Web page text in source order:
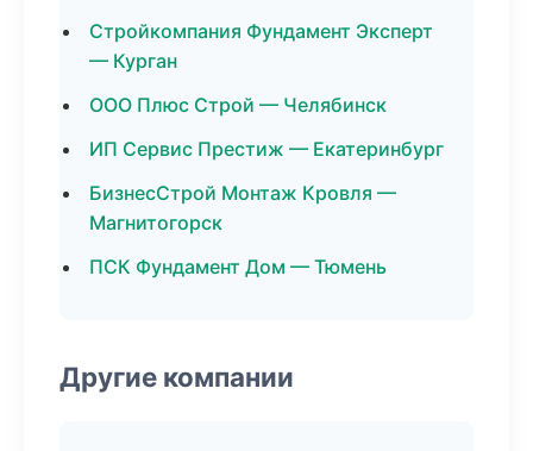
Стройкомпания Фундамент Эксперт
— Курган
ООО Плюс Строй — Челябинск
ИП Сервис Престиж — Екатеринбург
БизнесСтрой Монтаж Кровля —
Магнитогорск
ПСК Фундамент Дом — Тюмень
Другие компании